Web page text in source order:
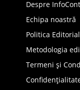
Despre
Echipa noastră
Politica
Metodologia
Termeni și